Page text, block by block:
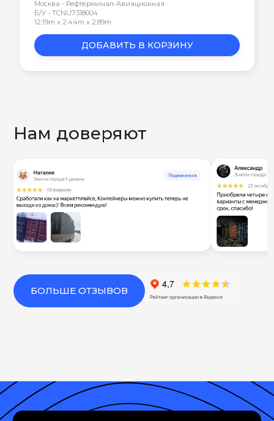
Москва - Рефтерминал-Авиационная
Б/У • TCNU7318004
12.19m x 2.44m x 2.89m
ДОБАВИТЬ В КОРЗИНУ
Нам доверяют
БОЛЬШЕ ОТЗЫВОВ